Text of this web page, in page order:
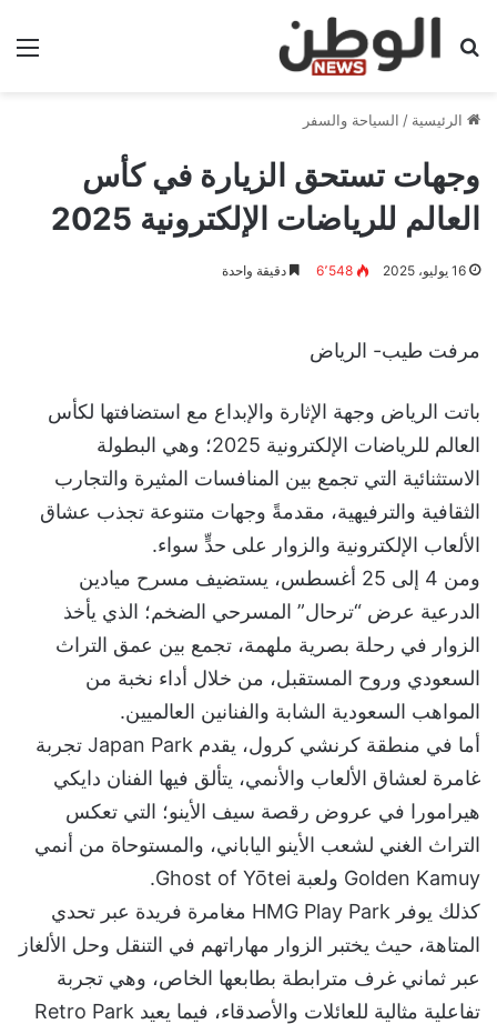
بحث عن
الرئيسية / السياحة والسفر
وجهات تستحق الزيارة في كأس
العالم للرياضات الإلكترونية 2025
16 يوليو، 2025 6٬548 دقيقة واحدة
مرفت طيب- الرياض
باتت الرياض وجهة الإثارة والإبداع مع استضافتها لكأس
العالم للرياضات الإلكترونية 2025؛ وهي البطولة
الاستثنائية التي تجمع بين المنافسات المثيرة والتجارب
الثقافية والترفيهية، مقدمةً وجهات متنوعة تجذب عشاق
الألعاب الإلكترونية والزوار على حدٍّ سواء.
ومن 4 إلى 25 أغسطس، يستضيف مسرح ميادين
الدرعية عرض “ترحال” المسرحي الضخم؛ الذي يأخذ
الزوار في رحلة بصرية ملهمة، تجمع بين عمق التراث
السعودي وروح المستقبل، من خلال أداء نخبة من
المواهب السعودية الشابة والفنانين العالميين.
أما في منطقة كرنشي كرول، يقدم Japan Park تجربة
غامرة لعشاق الألعاب والأنمي، يتألق فيها الفنان دايكي
هيرامورا في عروض رقصة سيف الأينو؛ التي تعكس
التراث الغني لشعب الأينو الياباني، والمستوحاة من أنمي
Golden Kamuy ولعبة Ghost of Yōtei.
كذلك يوفر HMG Play Park مغامرة فريدة عبر تحدي
المتاهة، حيث يختبر الزوار مهاراتهم في التنقل وحل الألغاز
عبر ثماني غرف مترابطة بطابعها الخاص، وهي تجربة
تفاعلية مثالية للعائلات والأصدقاء، فيما يعيد Retro Park